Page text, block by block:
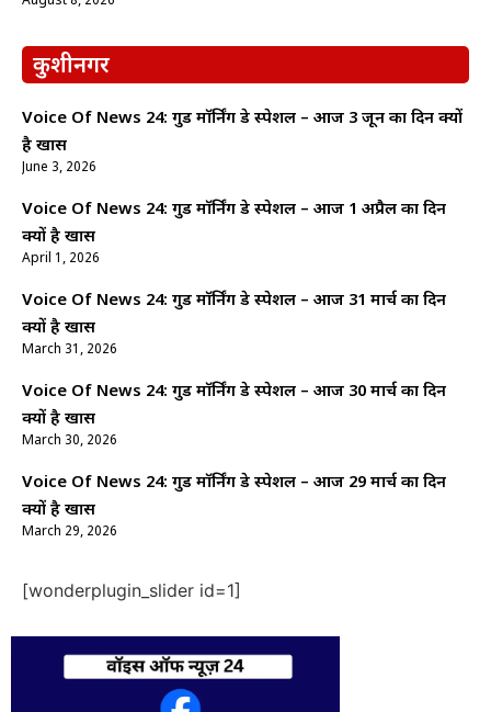
कुशीनगर
Voice Of News 24: गुड माॅर्निंग डे स्पेशल – आज 3 जून का दिन क्यों
है खास
June 3, 2026
Voice Of News 24: गुड माॅर्निंग डे स्पेशल – आज 1 अप्रैल का दिन
क्यों है खास
April 1, 2026
Voice Of News 24: गुड माॅर्निंग डे स्पेशल – आज 31 मार्च का दिन
क्यों है खास
March 31, 2026
Voice Of News 24: गुड माॅर्निंग डे स्पेशल – आज 30 मार्च का दिन
क्यों है खास
March 30, 2026
Voice Of News 24: गुड माॅर्निंग डे स्पेशल – आज 29 मार्च का दिन
क्यों है खास
March 29, 2026
[wonderplugin_slider id=1]